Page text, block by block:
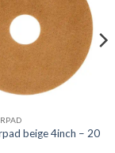
beige 4inch – 20